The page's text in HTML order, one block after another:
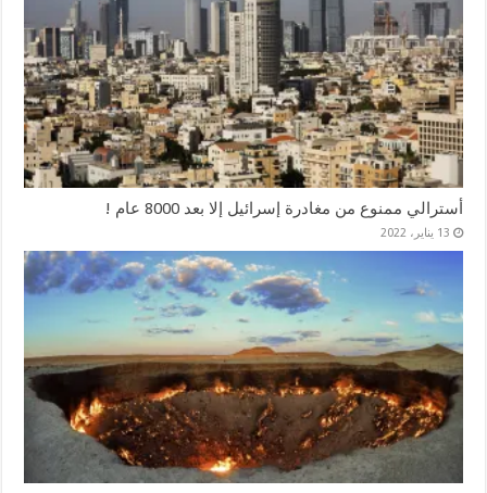
أسترالي ممنوع من مغادرة إسرائيل إلا بعد 8000 عام !
13 يناير، 2022